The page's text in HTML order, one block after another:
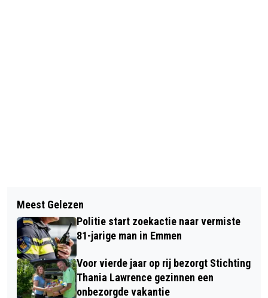
GEMEENTE AA EN HUNZE LANCEERT
NIEUWE HUNEBEDDENFIETSROUTE
‘STEENGOED RONDJE’
BEZOEKER OVERLIJDT TIJDENS
FESTIVAL PITFEST IN EMMEN:
'WOORDEN SCHIETEN TEKORT OP
MOMENTEN ALS DEZE'
Meest Gelezen
Politie start zoekactie naar vermiste
81-jarige man in Emmen
Voor vierde jaar op rij bezorgt Stichting
Thania Lawrence gezinnen een
onbezorgde vakantie